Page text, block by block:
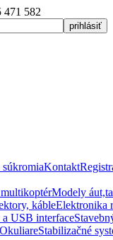
471 582
súkromiaKontakt
Modely
kábleElektronika
USB interface
OkuliareStabilizačné